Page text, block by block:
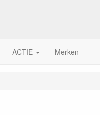
ACTIE Merken